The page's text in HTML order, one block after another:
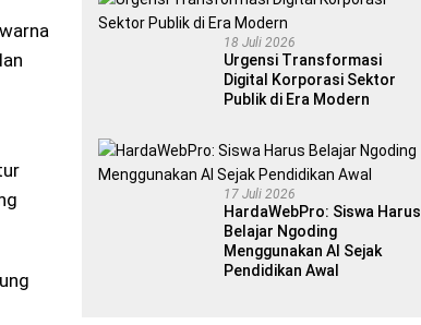
18 Juli 2026
Urgensi Transformasi
Digital Korporasi Sektor
Publik di Era Modern
17 Juli 2026
HardaWebPro: Siswa Harus
Belajar Ngoding
Menggunakan AI Sejak
Pendidikan Awal